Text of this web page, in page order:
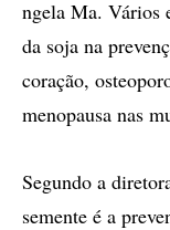
ngela Ma. Vários
da soja na
coração,
menopausa nas
Segundo a
semente é a